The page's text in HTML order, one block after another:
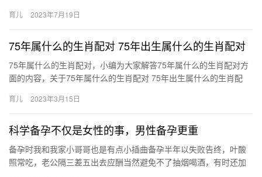
在家…
育儿 2023年7月19日
75年属什么的生肖配对 75年出生属什么的生肖配对
75年属什么的生肖配对，小编为大家解答75年属什么的生肖配对方
面的内容，关于75年属什么的生肖配对 75年出生属什么的生肖配
育儿 2023年3月15日
科学备孕不仅是女性的事，男性备孕更重
备孕时我和我家小哥哥也是有点小插曲备孕半年以失败告终，叶酸
照常吃，老公隔三差五出去应酬当然避免不了抽烟喝酒，有时还加